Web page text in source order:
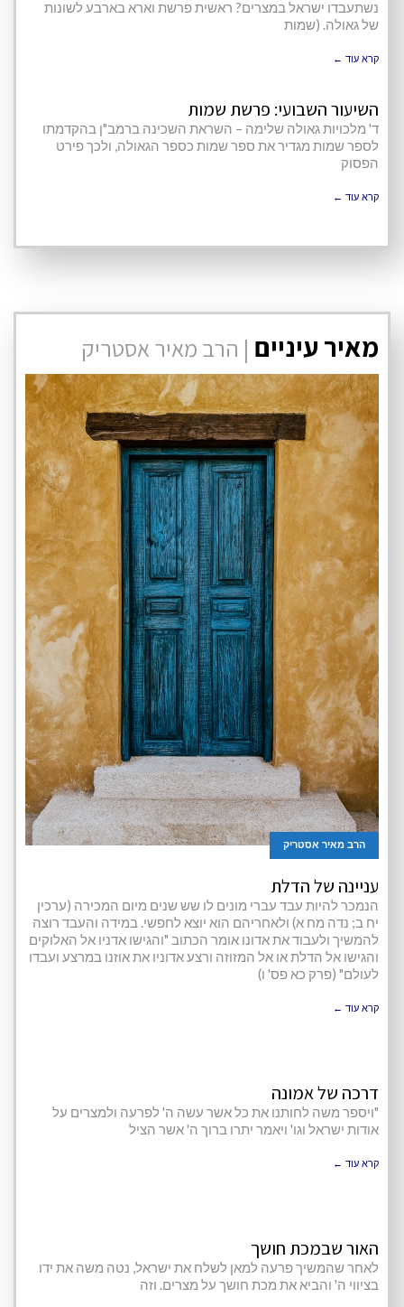
נשתעבדו ישראל במצרים? ראשית פרשת וארא בארבע לשונות
של גאולה. (שמות
קרא עוד ←
השיעור השבועי: פרשת שמות
ד' מלכויות גאולה שלימה – השראת השכינה ברמב"ן בהקדמתו
לספר שמות מגדיר את ספר שמות כספר הגאולה, ולכך פירט
הפסוק
קרא עוד ←
מאיר עיניים | הרב מאיר אסטריק
הרב מאיר אסטריק
עניינה של הדלת
הנמכר להיות עבד עברי מונים לו שש שנים מיום המכירה (ערכין
יח ב; נדה מח א) ולאחריהם הוא יוצא לחפשי. במידה והעבד רוצה
להמשיך ולעבוד את אדונו אומר הכתוב "והגישו אדניו אל האלוקים
והגישו אל הדלת או אל המזוזה ורצע אדוניו את אוזנו במרצע ועבדו
לעולם" (פרק כא פס' ו)
קרא עוד ←
דרכה של אמונה
"ויספר משה לחותנו את כל אשר עשה ה' לפרעה ולמצרים על
אודות ישראל וגו' ויאמר יתרו ברוך ה' אשר הציל
קרא עוד ←
האור שבמכת חושך
לאחר שהמשיך פרעה למאן לשלח את ישראל, נטה משה את ידו
בציווי ה' והביא את מכת חושך על מצרים. וזה